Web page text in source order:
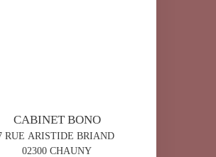
CABINET BONO
RUE ARISTIDE BRIAND
02300 CHAUNY